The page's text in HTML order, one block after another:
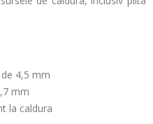
4,5 mm
mm
la caldura